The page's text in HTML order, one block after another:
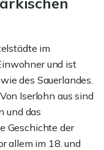
im
und ist
des Sauerlandes.
Iserlohn aus sind
und das
Geschichte der
allem im 18. und